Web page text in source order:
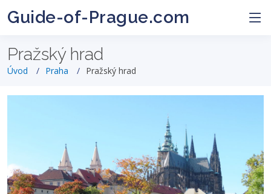
Guide-of-Prague.com
Pražský hrad
Úvod Praha Pražský hrad